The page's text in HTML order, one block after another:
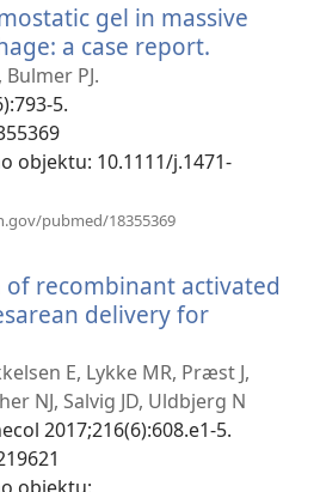
gel in massive
a case report.
PJ.
5.
objektu‎: 10.1111/j.1471-
pubmed/18355369
recombinant activated
delivery for
E, Lykke MR, Præst J,
NJ, Salvig JD, Uldbjerg N
2017;216(6):608.e1-5.